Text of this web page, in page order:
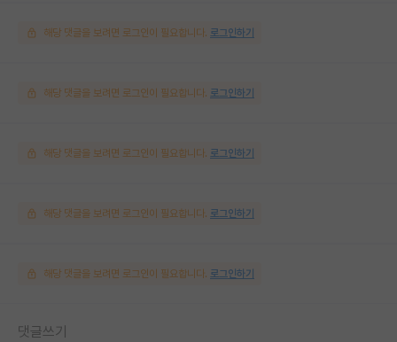
해당 댓글을 보려면 로그인이 필요합니다. 로그인하기
해당 댓글을 보려면 로그인이 필요합니다. 로그인하기
해당 댓글을 보려면 로그인이 필요합니다. 로그인하기
해당 댓글을 보려면 로그인이 필요합니다. 로그인하기
해당 댓글을 보려면 로그인이 필요합니다. 로그인하기
댓글쓰기